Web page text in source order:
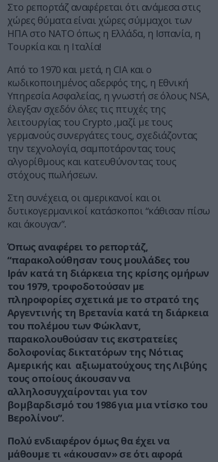
Στο ρεπορτάζ αναφέρεται ότι ανάμεσα στις
χώρες θύματα είναι χώρες σύμμαχοι των
ΗΠΑ στο ΝΑΤΟ όπως η Ελλάδα, η Ισπανία, η
Τουρκία και η Ιταλία!
Από το 1970 και μετά, η CIA και ο
κωδικοποιημένος αδερφός της, η Εθνική
Υπηρεσία Ασφαλείας, η γνωστή σε όλους NSA,
έλεγξαν σχεδόν όλες τις πτυχές της
λειτουργίας του Crypto ,μαζί με τους
γερμανούς συνεργάτες τους, σχεδιάζοντας
την τεχνολογία, σαμποτάροντας τους
αλγορίθμους και κατευθύνοντας τους
στόχους πωλήσεων.
Στη συνέχεια, οι αμερικανοί και οι
δυτικογερμανικοί κατάσκοποι “κάθισαν πίσω
και άκουγαν”.
Όπως αναφέρει το ρεπορτάζ,
“παρακολούθησαν τους μουλάδες του
Ιράν κατά τη διάρκεια της κρίσης ομήρων
του 1979, τροφοδοτούσαν με
πληροφορίες σχετικά με το στρατό της
Αργεντινής τη Βρετανία κατά τη διάρκεια
του πολέμου των Φώκλαντ,
παρακολουθούσαν τις εκστρατείες
δολοφονίας δικτατόρων της Νότιας
Αμερικής και αξιωματούχους της Λιβύης
τους οποίους άκουσαν να
αλληλοσυγχαίρονται για τον
βομβαρδισμό του 1986 για μια ντίσκο του
Βερολίνου”.
Πολύ ενδιαφέρον όμως θα έχει να
μάθουμε τι «άκουσαν» σε ότι αφορά